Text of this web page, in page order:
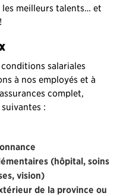
les meilleurs talents… et
salariales
à nos employés et à
complet,
:
(hôpital, soins
vision)
de la province ou